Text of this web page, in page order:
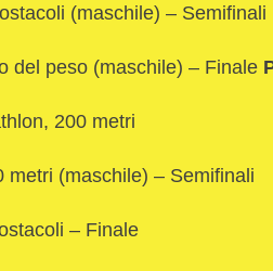
(maschile) – Semifinali
del peso (maschile) – Finale
200 metri
metri (maschile) – Semifinali
– Finale